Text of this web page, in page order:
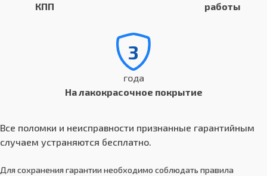
КПП
работы
3
года
На лакокрасочное покрытие
Все поломки и неисправности признанные гарантийным
случаем устраняются бесплатно.
Для сохранения гарантии необходимо соблюдать правила